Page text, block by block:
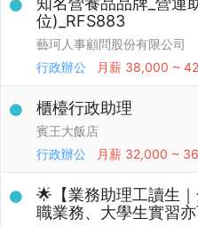
位)_RFS883
藝珂人事顧問股份有限公司
行政辦公
月薪 38,000 ~
櫃檯行政助理
賓王大飯店
行政辦公
月薪 32,000 ~
🌟【業務助理工讀生
職業務、大學生實習